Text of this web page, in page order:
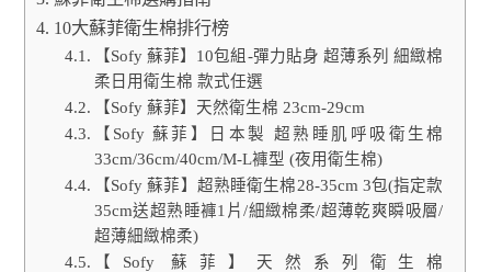
10大蘇菲衛生棉排行榜
【Sofy 蘇菲】10包組-彈力貼身 超薄系列 細緻棉
柔日用衛生棉 款式任選
【Sofy 蘇菲】天然衛生棉 23cm-29cm
【Sofy 蘇菲】日本製 超熟睡肌呼吸衛生棉
33cm/36cm/40cm/M-L褲型 (夜用衛生棉)
【Sofy 蘇菲】超熟睡衛生棉28-35cm 3包(指定款
35cm送超熟睡褲1片/細緻棉柔/超薄乾爽瞬吸層/
超薄細緻棉柔)
【Sofy 蘇菲】天然系列衛生棉